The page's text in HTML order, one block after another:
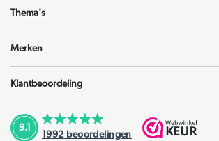
Thema's
Merken
Klantbeoordeling
9.1
1992beoordelingen